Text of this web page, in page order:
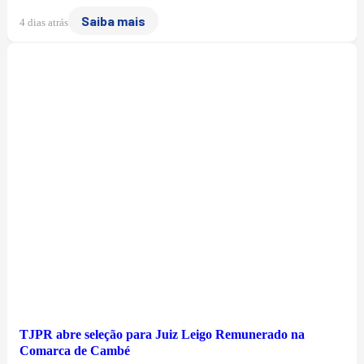
4 dias atrás Saiba mais
TJPR abre seleção para Juiz Leigo Remunerado na
Comarca de Cambé